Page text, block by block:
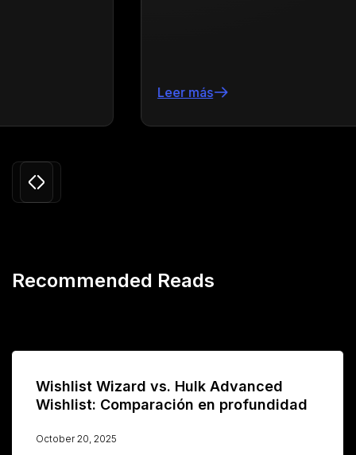
Recommended Reads
Wishlist Wizard vs. Hulk Advanced
Wishlist: Comparación en profundidad
October 20, 2025